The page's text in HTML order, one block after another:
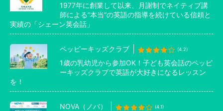
1977年に創業して以来、月謝制でネイティブ講
師による”本当”の英語の指導を続けている信頼と
実績の「シェーン英会話」
ペッピーキッズクラブ (4.2)
1歳の乳幼児から参加OK！子ども英会話のペッピ
ーキッズクラブで英語が大好きになるレッスン
を！
NOVA（ノバ） (4.1)